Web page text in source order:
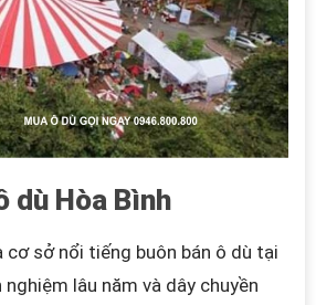
dù Hòa Bình
cơ sở nổi tiếng buôn bán ô dù tại
nghiệm lâu năm và dây chuyền